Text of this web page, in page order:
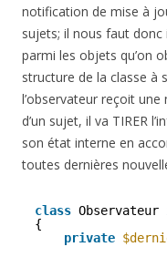
notification de mise à
sujets; il nous faut
parmi les objets qu’on
structure de la classe à
l’observateur reçoit
d’un sujet, il va TIRER
son état interne en
toutes dernières
class Observateur
{
private